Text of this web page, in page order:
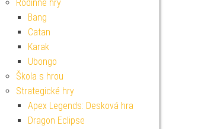
Rodinné hry
Bang
Catan
Karak
Ubongo
Škola s hrou
Strategické hry
Apex Legends: Desková hra
Dragon Eclipse